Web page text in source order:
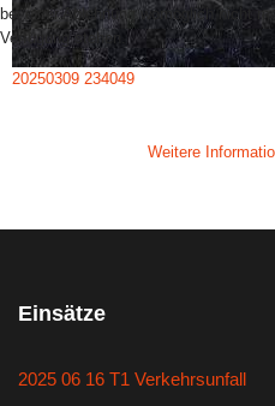
20250309 234049
Einsätze
2025 06 16 T1 Verkehrsunfall
bei einer Ablehnung womöglich nicht
Verfügung stehen.
Weitere